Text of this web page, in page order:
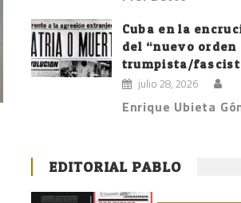
Cuba en la
del “nuevo orden
trumpista/
julio 28, 2026
Enrique Ubieta
EDITORIAL PABLO